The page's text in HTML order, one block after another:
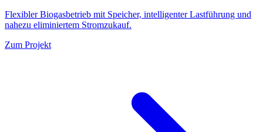
Flexibler Biogasbetrieb mit Speicher, intelligenter Lastführung und
nahezu eliminiertem Stromzukauf.
Zum Projekt